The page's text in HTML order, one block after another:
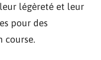
légèreté et leur
pour des
course.